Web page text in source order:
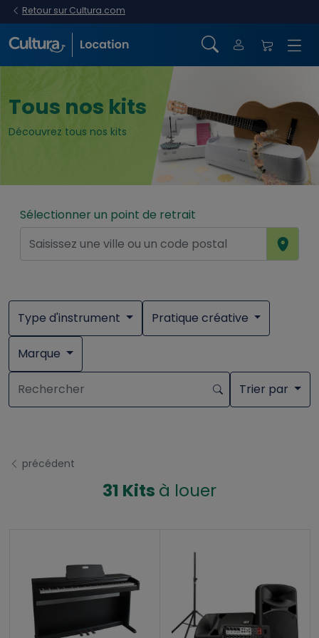
Retour sur Cultura.com
Sélectionner un point de retrait
Type d'instrument Pratique créative
Marque
Trier par
précédent
31 Kits à louer
Tous nos kits
Découvrez tous nos kits